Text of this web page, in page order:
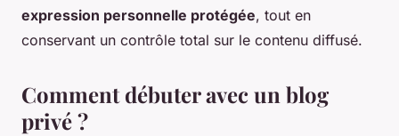
expression personnelle protégée, tout en
conservant un contrôle total sur le contenu diffusé.
Comment débuter avec un blog
privé ?